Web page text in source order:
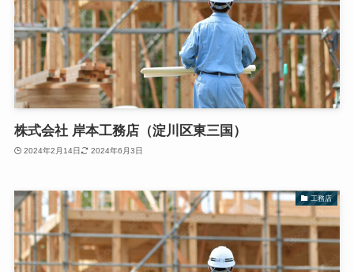
株式会社 岸本工務店（淀川区東三国）
2024年2月14日 2024年6月3日
工務店